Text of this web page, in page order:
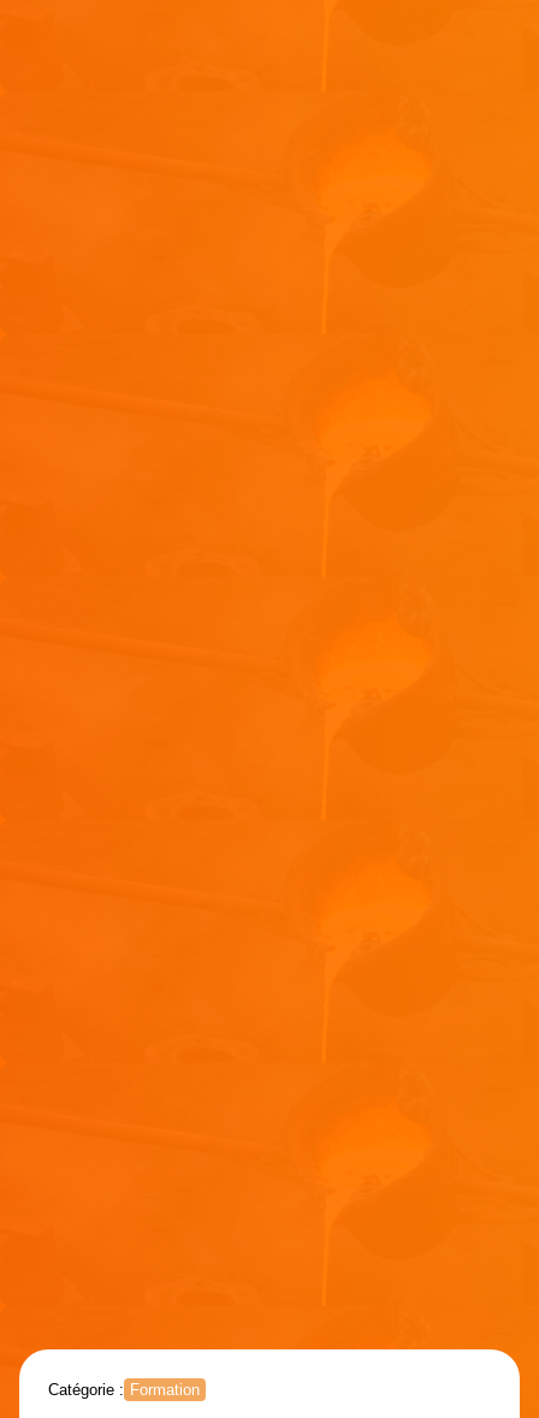
Catégorie : Formation